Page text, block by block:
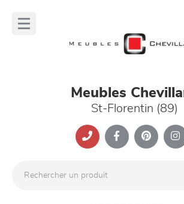
Meubles
St-Florentin (89)